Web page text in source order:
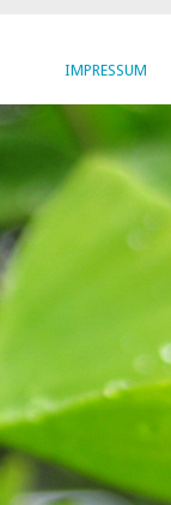
IMPRESSUM